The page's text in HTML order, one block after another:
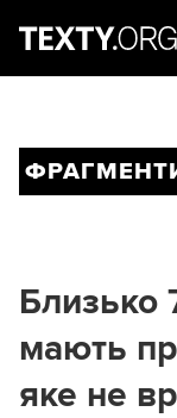
Близько
мають
яке не